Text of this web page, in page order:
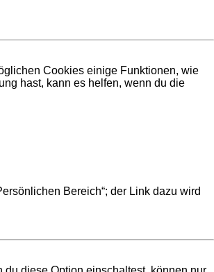
Cookies einige Funktionen, wie
hast, kann es helfen, wenn du die
Bereich“; der Link dazu wird